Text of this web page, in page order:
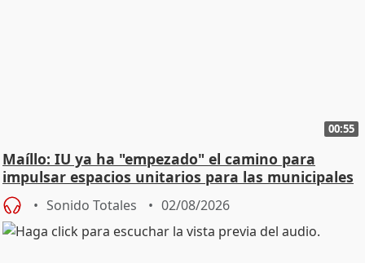
00:55
Maíllo: IU ya ha "empezado" el camino para
impulsar espacios unitarios para las municipales
Sonido Totales 02/08/2026